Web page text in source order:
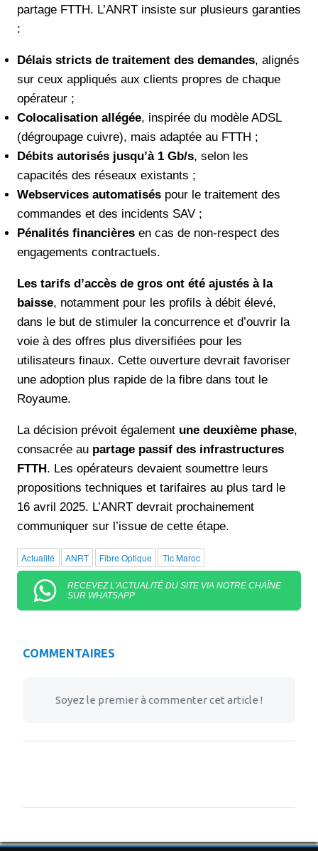
partage FTTH. L’ANRT insiste sur plusieurs garanties
:
Délais stricts de traitement des demandes, alignés
sur ceux appliqués aux clients propres de chaque
opérateur ;
Colocalisation allégée, inspirée du modèle ADSL
(dégroupage cuivre), mais adaptée au FTTH ;
Débits autorisés jusqu’à 1 Gb/s, selon les
capacités des réseaux existants ;
Webservices automatisés pour le traitement des
commandes et des incidents SAV ;
Pénalités financières en cas de non-respect des
engagements contractuels.
Les tarifs d’accès de gros ont été ajustés à la
baisse, notamment pour les profils à débit élevé,
dans le but de stimuler la concurrence et d’ouvrir la
voie à des offres plus diversifiées pour les
utilisateurs finaux. Cette ouverture devrait favoriser
une adoption plus rapide de la fibre dans tout le
Royaume.
La décision prévoit également une deuxième phase,
consacrée au partage passif des infrastructures
FTTH. Les opérateurs devaient soumettre leurs
propositions techniques et tarifaires au plus tard le
16 avril 2025. L’ANRT devrait prochainement
communiquer sur l’issue de cette étape.
Actualité ANRT Fibre Optique Tic Maroc
RECEVEZ L'ACTUALITÉ DU SITE VIA NOTRE CHAÎNE
SUR WHATSAPP
COMMENTAIRES
Soyez le premier à commenter cet article !